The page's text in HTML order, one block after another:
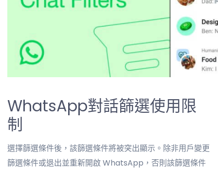
WhatsApp對話篩選使用限
制
選擇篩選條件後，該篩選條件將被突出顯示。除非用戶變更
篩選條件或退出並重新開啟 WhatsApp，否則該篩選條件